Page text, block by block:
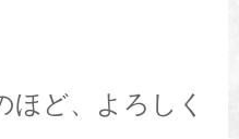
ほど、よろしく